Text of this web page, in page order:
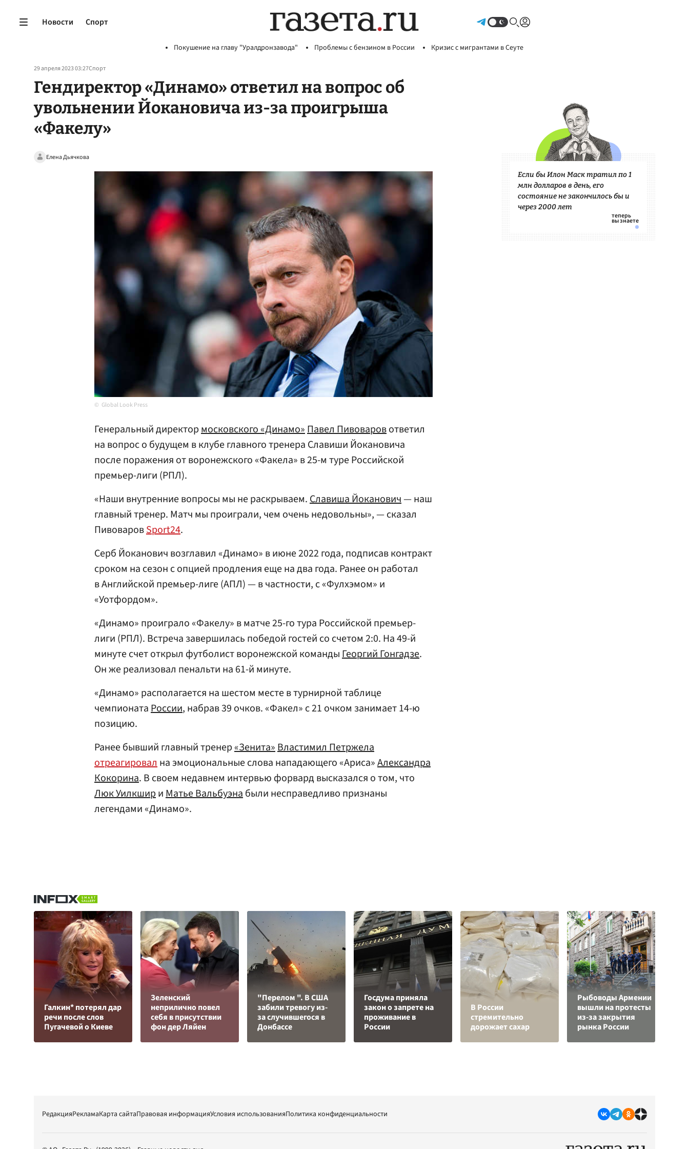
Новости Спорт
Покушение на главу "Уралдронзавода" Проблемы с бензином в России Кризис с мигрантами в Сеуте
29 апреля 2023 03:27Спорт
Гендиректор «Динамо» ответил на вопрос об
увольнении Йокановича из-за проигрыша
«Факелу»
Елена Дьячкова
Global Look Press
Генеральный директормосковского «Динамо»Павел Пивоваровответил
на вопрос о будущем в клубе главного тренера Славиши Йокановича
после поражения от воронежского «Факела» в 25-м туре Российской
премьер-лиги (РПЛ).
«Наши внутренние вопросы мы не раскрываем.Славиша Йоканович— наш
главный тренер. Матч мы проиграли, чем очень недовольны», — сказал
ПивоваровSport24.
Серб Йоканович возглавил «Динамо» в июне 2022 года, подписав контракт
сроком на сезон с опцией продления еще на два года. Ранее он работал
в Английской премьер-лиге (АПЛ) — в частности, с «Фулхэмом» и
«Уотфордом».
«Динамо» проиграло «Факелу» в матче 25-го тура Российской премьер-
лиги (РПЛ). Встреча завершилась победой гостей со счетом 2:0. На 49-й
минуте счет открыл футболист воронежской командыГеоргий Гонгадзе.
Он же реализовал пенальти на 61-й минуте.
«Динамо» располагается на шестом месте в турнирной таблице
чемпионатаРоссии, набрав 39 очков. «Факел» с 21 очком занимает 14-ю
позицию.
Ранее бывший главный тренер«Зенита»Властимил Петржела
отреагировална эмоциональные слова нападающего «Ариса»Александра
Кокорина. В своем недавнем интервью форвард высказался о том, что
Люк УилкшириМатье Вальбуэнабыли несправедливо признаны
легендами «Динамо».
Если бы Илон Маск тратил по 1
млн долларов в день, его
состояние не закончилось бы и
через 2000 лет
Галкин* потерял дар
речи после слов
Пугачевой о Киеве
Зеленский
неприлично повел
cебя в присутствии
фон дер Ляйен
"Перелом ". В США
забили тревогу из-
за случившегося в
Донбассе
Госдума приняла
закон о запрете на
проживание в
России
В России
стремительно
дорожает сахар
Рыбоводы Армении
вышли на протесты
из-за закрытия
рынка России
РедакцияРекламаКарта сайтаПравовая информацияУсловия использованияПолитика конфиденциальности